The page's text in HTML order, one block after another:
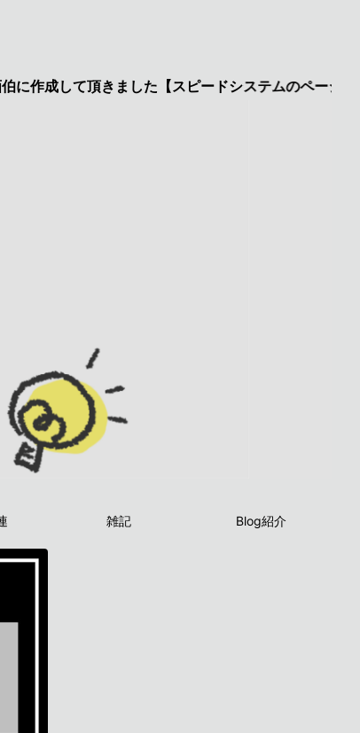
頂きました【スピードシステムのページを見た】で
雑記 Blog紹介